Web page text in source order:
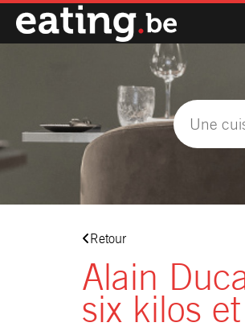
Retour
Alain
six kilos